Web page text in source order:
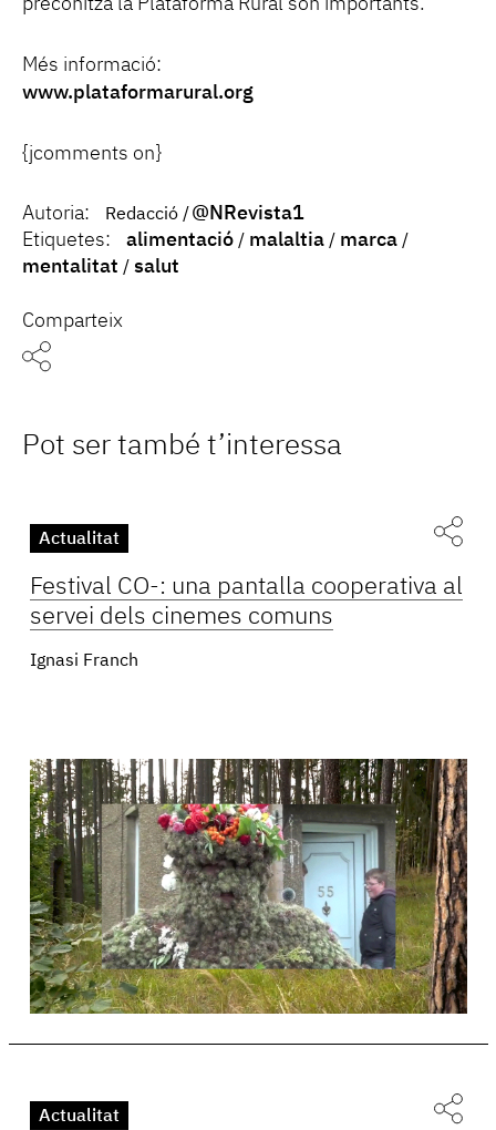
preconitza la Plataforma Rural són importants.
Més informació:
www.plataformarural.org
{jcomments on}
Autoria: Redacció
@NRevista1
Etiquetes:
alimentació malaltia
marca
mentalitat
salut
Comparteix
Pot ser també t’interessa
Actualitat
Festival CO-: una pantalla cooperativa al
servei dels cinemes comuns
Ignasi Franch
Actualitat